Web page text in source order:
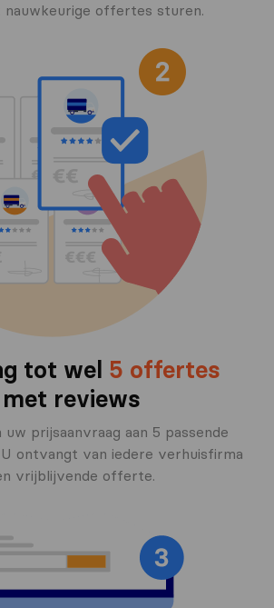
nauwkeurige offertes sturen.
tot wel 5 offertes
met reviews
prijsaanvraag aan 5 passende
U ontvangt van iedere verhuisfirma
vrijblijvende offerte.